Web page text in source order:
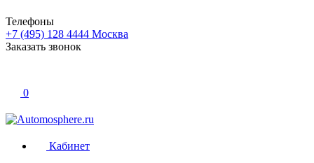
Телефоны
+7 (495) 128 4444 Москва
Заказать звонок
0
Кабинет